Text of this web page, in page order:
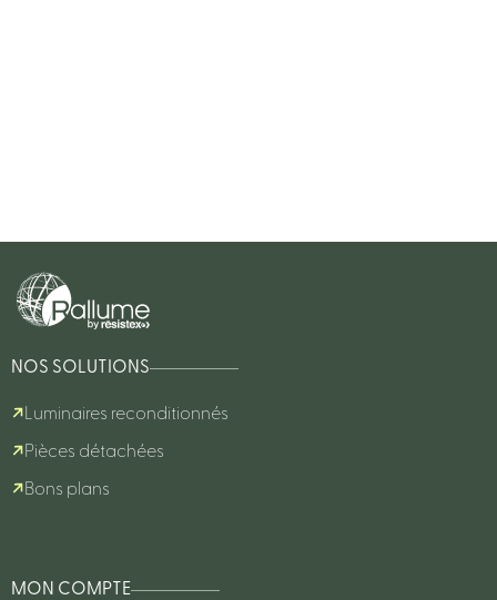
NOS SOLUTIONS
Luminaires reconditionnés
Pièces détachées
Bons plans
MON COMPTE